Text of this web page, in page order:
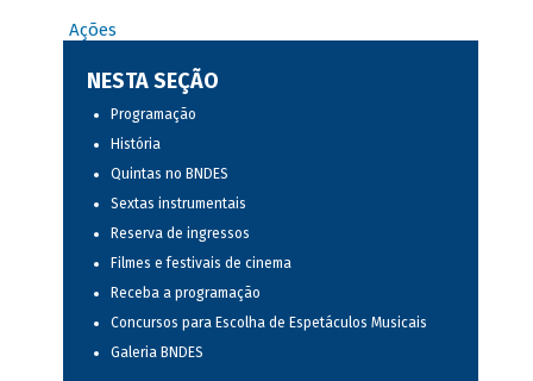
Ações
NESTA SEÇÃO
Programação
História
Quintas no BNDES
Sextas instrumentais
Reserva de ingressos
Filmes e festivais de cinema
Receba a programação
Concursos para Escolha de Espetáculos Musicais
Galeria BNDES